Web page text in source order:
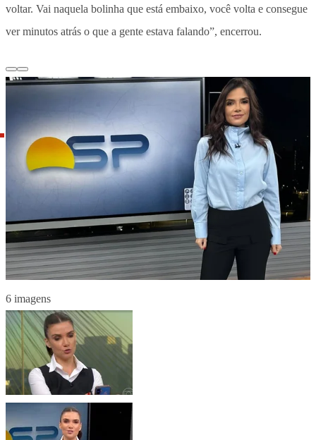
voltar. Vai naquela bolinha que está embaixo, você volta e consegue
ver minutos atrás o que a gente estava falando”, encerrou.
6 imagens